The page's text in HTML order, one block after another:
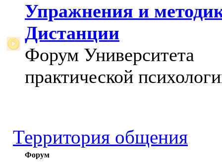
Упражнения и
Дистанции
Форум Университета
практической
Территория общения
Форум